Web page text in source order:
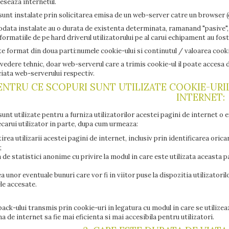
internetul.
instalate prin solicitarea emisa de un web-server catre un browser
instalate au o durata de existenta determinata, ramanand
de pe hard driverul utilizatorului pe al carui echipament au
format din doua parti:numele cookie-ului si continutul / valoarea
tehnic, doar web-serverul care a trimis cookie-ul il poate
web-serverului respectiv.
CE SCOPURI SUNT UTILIZATE COOKIE-
INTERNET:
utilizate pentru a furniza utilizatorilor acestei pagini de internet o
utilizator in parte, dupa cum urmeaza:
utilizarii acestei pagini de internet, inclusiv prin identificarea
de statistici anonime cu privire la modul in care este utilizata aceasta
unor eventuale bunuri care vor fi in viitor puse la dispozitia
accesate.
ului transmis prin cookie-uri in legatura cu modul in care se
de internet sa fie mai eficienta si mai accesibila pentru utilizatori.